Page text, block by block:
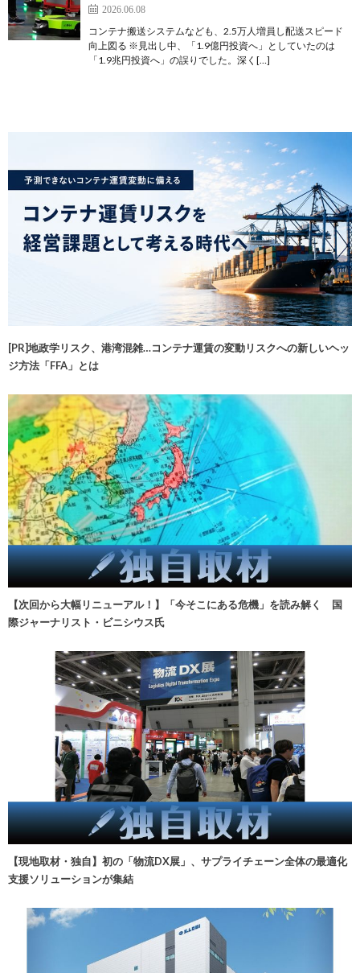
2026.06.08
コンテナ搬送システムなども、2.5万人増員し配送スピード
向上図る ※見出し中、「1.9億円投資へ」としていたのは
「1.9兆円投資へ」の誤りでした。深く[…]
[PR]地政学リスク、港湾混雑…コンテナ運賃の変動リスクへの新しいヘッ
ジ方法「FFA」とは
【次回から大幅リニューアル！】「今そこにある危機」を読み解く 国
際ジャーナリスト・ビニシウス氏
【現地取材・独自】初の「物流DX展」、サプライチェーン全体の最適化
支援ソリューションが集結